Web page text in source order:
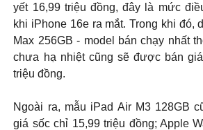
yết 16,99 triệu đồng, đây là mức
khi iPhone 16e ra mắt. Trong khi đó,
Max 256GB - model bán chạy nhất
chưa hạ nhiệt cũng sẽ được bán
triệu đồng.
Ngoài ra, mẫu iPad Air M3 128GB
giá sốc chỉ 15,99 triệu đồng; Apple